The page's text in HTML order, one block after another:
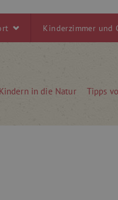
Kinderzimmer und
in die Natur Tipps